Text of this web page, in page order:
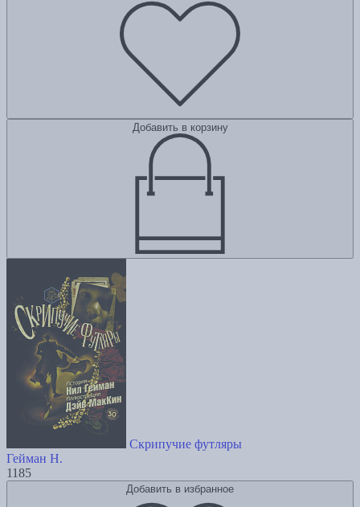
Добавить в корзину
Скрипучие футляры
Гейман Н.
1185
Добавить в избранное